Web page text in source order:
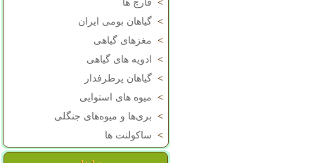
> قارچ ها
> گیاهان بومی ایران
> مغزهای گیاهی
>
ادویه های گیاهی
> گیاهان پرطرفدار
> میوه های استوایی
> بری‌ها و میوه‌های جنگلی
> ساکولنت ها